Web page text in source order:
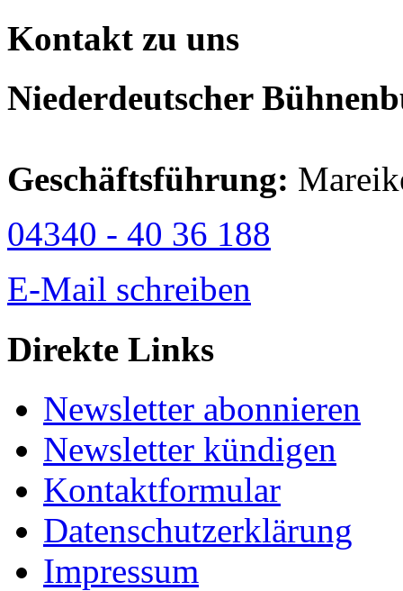
Kontakt zu uns
Niederdeutscher
Geschäftsführung:
04340 - 40 36 188
E-Mail schreiben
Direkte Links
Newsletter abonnieren
Newsletter kündigen
Kontaktformular
Datenschutzerklärung
Impressum